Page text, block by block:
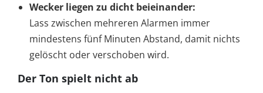
Wecker liegen zu dicht beieinander:
Lass zwischen mehreren Alarmen immer
mindestens fünf Minuten Abstand, damit nichts
gelöscht oder verschoben wird.
Der Ton spielt nicht ab